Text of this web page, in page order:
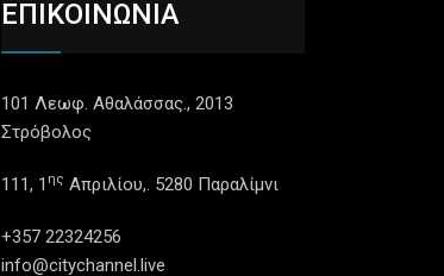
ΕΠΙΚΟΙΝΩΝΙΑ
101 Λεωφ. Αθαλάσσας., 2013
Στρόβολος
111, 1 ης Απριλίου,. 5280 Παραλίμνι
+357 22324256
info@citychannel.live